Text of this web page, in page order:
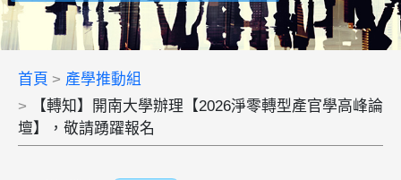
首頁
產學推動組
【轉知】開南大學辦理【2026淨零轉型產官學高峰論
壇】，敬請踴躍報名